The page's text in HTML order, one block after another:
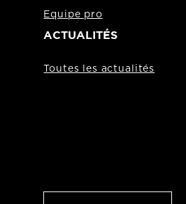
Equipe pro
ACTUALITÉS
Toutes les actualités